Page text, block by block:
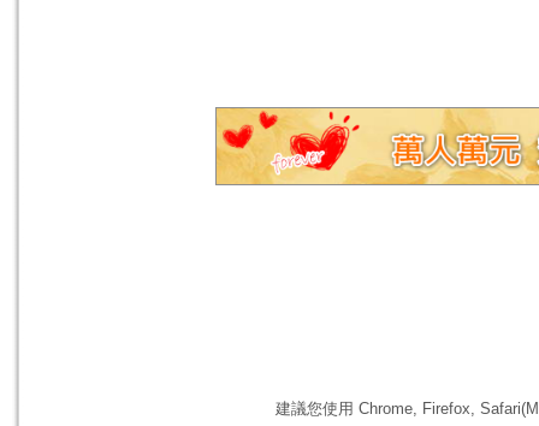
建議您使用 Chrome, Firefox,